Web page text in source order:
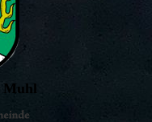
Muhl